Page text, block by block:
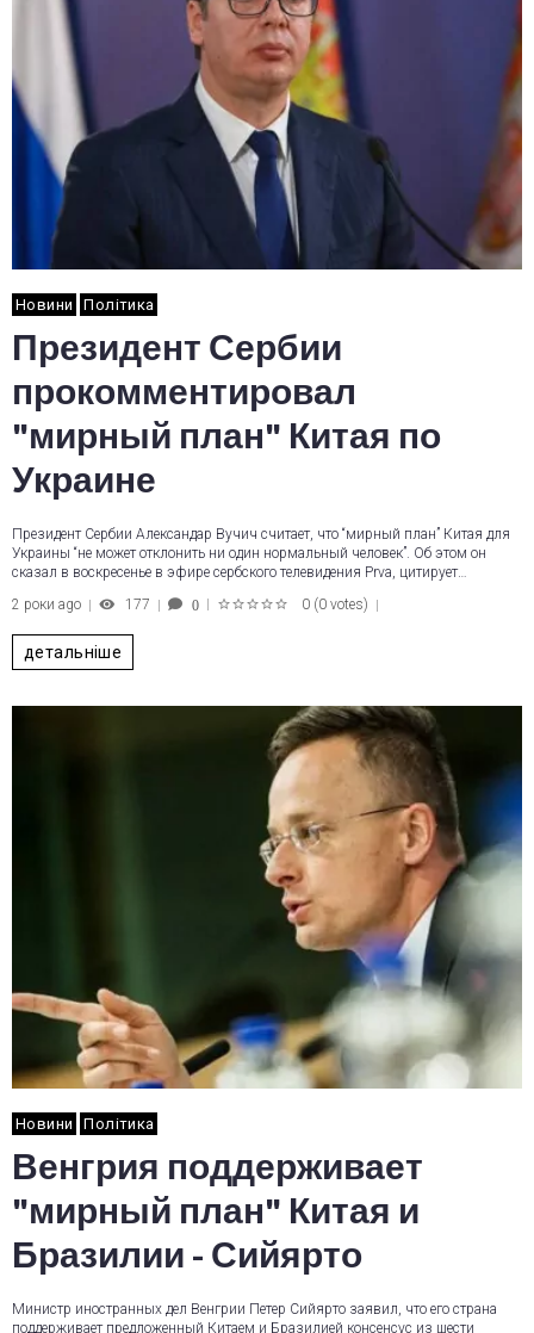
Новини Політика
Президент Сербии
прокомментировал
"мирный план" Китая по
Украине
Президент Сербии Александар Вучич считает, что “мирный план” Китая для
Украины “не может отклонить ни один нормальный человек”. Об этом он
сказал в воскресенье в эфире сербского телевидения Prva, цитирует…
2 роки ago
177 0 0 (0 votes)
детальніше
Новини Політика
Венгрия поддерживает
"мирный план" Китая и
Бразилии - Сийярто
Министр иностранных дел Венгрии Петер Сийярто заявил, что его страна
поддерживает предложенный Китаем и Бразилией консенсус из шести